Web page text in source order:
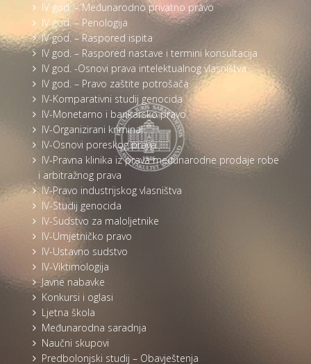
IV god. – Međunarodno privatno pravo
IV god. – Penologija
IV god. – Raspored ispita
IV god. – Raspored nastave i termini konsultacija
IV god. -Osnovi prava intelektualnog vlasništva
IV god. – Pravo zaštite potrošača
IV-Komparativni studij genocida
IV-Monetarno i bankarsko pravo
IV-Organizirani kriminal
IV-Osnovi poreskog prava
IV-Pravna klinika iz prava međunarodne prodaje robe
i arbitražnog prava
IV-Pravo industrijskog vlasništva
IV-Studij genocida
IV-Sudstvo za maloljetnike
IV-Umjetničko pravo
IV-Ustavno sudstvo
IV-Viktimologija
Javne nabavke
Konkursi i oglasi
Ljetna škola
Međunarodna saradnja
Naučni skupovi
Predbolonjski studij – Obavještenja